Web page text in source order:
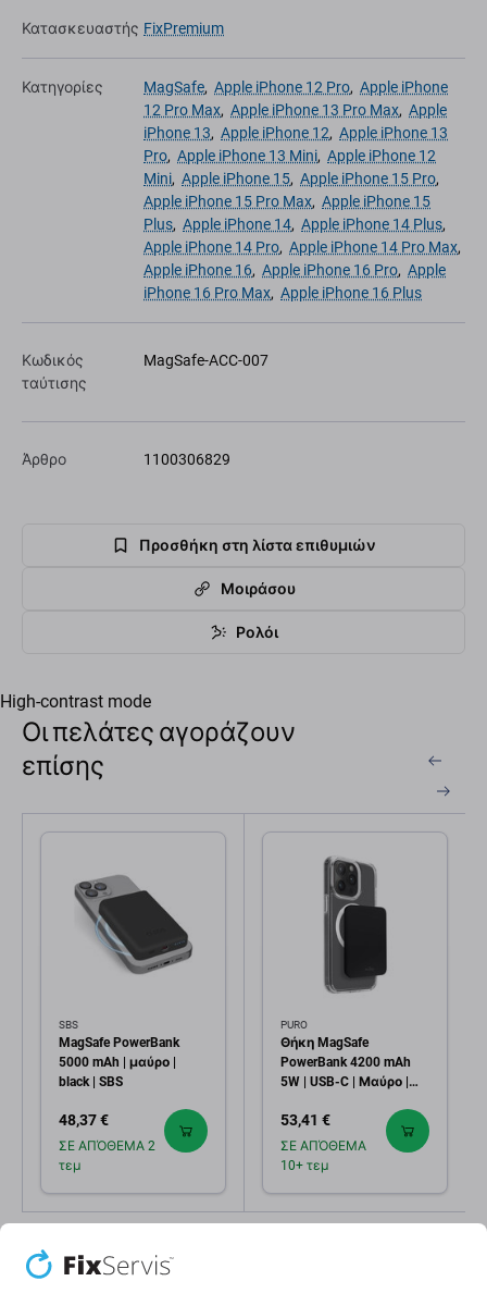
Κατασκευαστής FixPremium
Κατηγορίες MagSafe, Apple iPhone 12 Pro, Apple iPhone
12 Pro Max, Apple iPhone 13 Pro Max, Apple
iPhone 13, Apple iPhone 12, Apple iPhone 13
Pro, Apple iPhone 13 Mini, Apple iPhone 12
Mini, Apple iPhone 15, Apple iPhone 15 Pro,
Apple iPhone 15 Pro Max, Apple iPhone 15
Plus, Apple iPhone 14, Apple iPhone 14 Plus,
Apple iPhone 14 Pro, Apple iPhone 14 Pro Max,
Apple iPhone 16, Apple iPhone 16 Pro, Apple
iPhone 16 Pro Max, Apple iPhone 16 Plus
Κωδικός
ταύτισης
MagSafe-ACC-007
Άρθρο 1100306829
Προσθήκη στη λίστα επιθυμιών
Μοιράσου
Ρολόι
High-contrast mode
Οι πελάτες αγοράζουν
επίσης
SBS
MagSafe PowerBank
5000 mAh | μαύρο |
black | SBS
48,37 €
ΣΕ ΑΠΌΘΕΜΑ 2
τεμ
PURO
Θήκη MagSafe
PowerBank 4200 mAh
5W | USB-C | Μαύρο |
53,41 €
ΣΕ ΑΠΌΘΕΜΑ
10+ τεμ